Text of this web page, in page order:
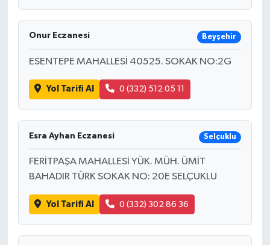
Onur Eczanesi Beyşehir
ESENTEPE MAHALLESİ 40525. SOKAK NO:2G
Yol Tarifi Al 0 (332) 512 05 11
Esra Ayhan Eczanesi Selçuklu
FERİTPAŞA MAHALLESİ YÜK. MÜH. ÜMİT
BAHADIR TÜRK SOKAK NO: 20E SELÇUKLU
Yol Tarifi Al 0 (332) 302 86 36